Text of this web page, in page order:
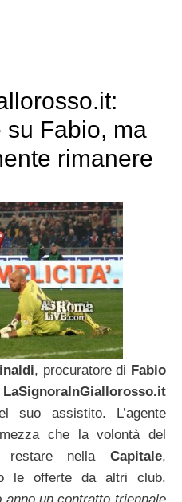
su Fabio, ma
rimanere
, procuratore di Fabio
LaSignoraInGiallorosso.it
suo assistito. L’agente
che la volontà del
restare nella Capitale,
le offerte da altri club.